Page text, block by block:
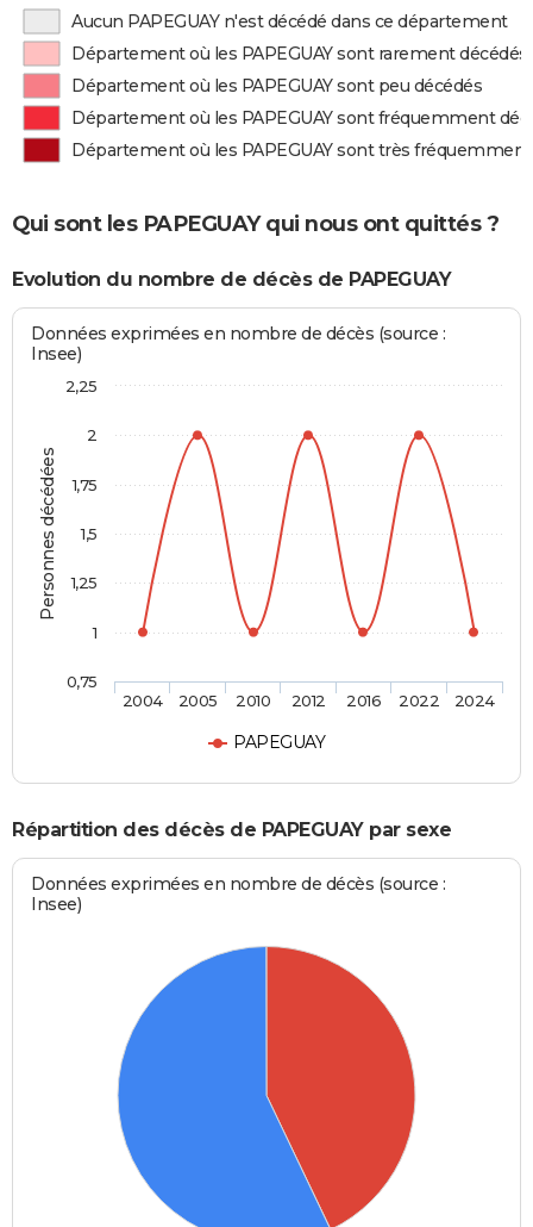
Aucun PAPEGUAY n'est décédé dans ce département
Département où les PAPEGUAY sont rarement décédés
Département où les PAPEGUAY sont peu décédés
Département où les PAPEGUAY sont fréquemment
Département où les PAPEGUAY sont très
Qui sont les PAPEGUAY qui nous ont quittés ?
Evolution du nombre de décès de PAPEGUAY
Personnes décédées
Données exprimées en nombre de décès (source :
Insee)
PAPEGUAY
2004 2005 2010 2012 2016 2022 2024
0,75
1
1,25
1,5
1,75
2
2,25
Répartition des décès de PAPEGUAY par sexe
Données exprimées en nombre de décès (source :
Insee)